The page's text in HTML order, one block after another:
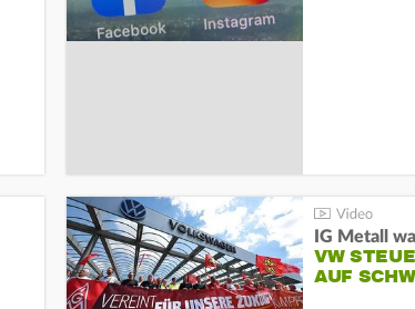
IG Metall
VW
AUF